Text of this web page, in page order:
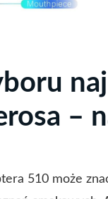
–
510 może